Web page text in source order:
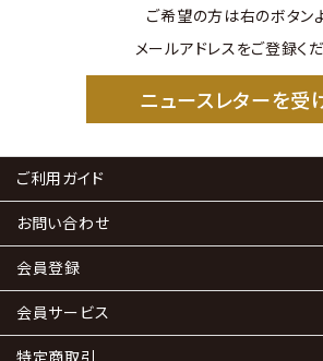
ご希望の方は右のボタン
メールアドレスをご登録く
ニュースレターを受
ご利用ガイド
お問い合わせ
会員登録
会員サービス